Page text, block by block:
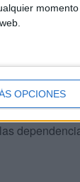
OPCIONES
ICD”.
gratuitos. Se
tandas